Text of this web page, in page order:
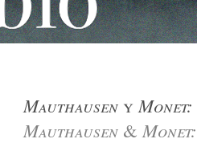
Mauthausen yMonet:
Mauthausen & Monet: